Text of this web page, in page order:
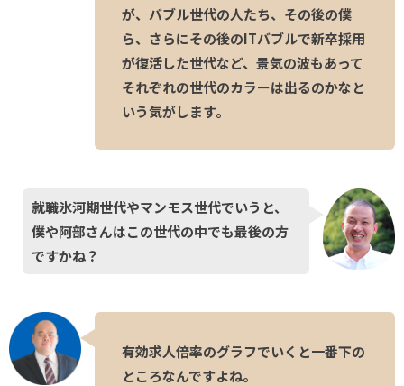
が、バブル世代の人たち、その後の僕
ら、さらにその後のITバブルで新卒採用
が復活した世代など、景気の波もあって
それぞれの世代のカラーは出るのかなと
いう気がします。
就職氷河期世代やマンモス世代でいうと、
僕や阿部さんはこの世代の中でも最後の方
ですかね？
有効求人倍率のグラフでいくと一番下の
ところなんですよね。